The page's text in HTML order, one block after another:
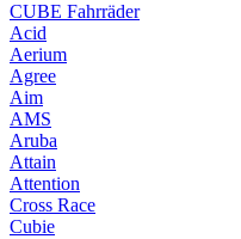
CUBE Fahrräder
Acid
Aerium
Agree
Aim
AMS
Aruba
Attain
Attention
Cross Race
Cubie